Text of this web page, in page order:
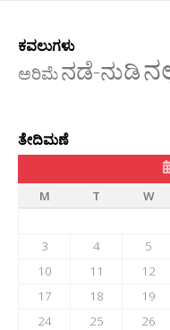
ಕವಲುಗಳು
ಅರಿಮೆನಡೆ-ನುಡಿ
ತೇದಿಮಣೆ
M
T W
3
4 5
10
11 12
17
18 19
24
25 26